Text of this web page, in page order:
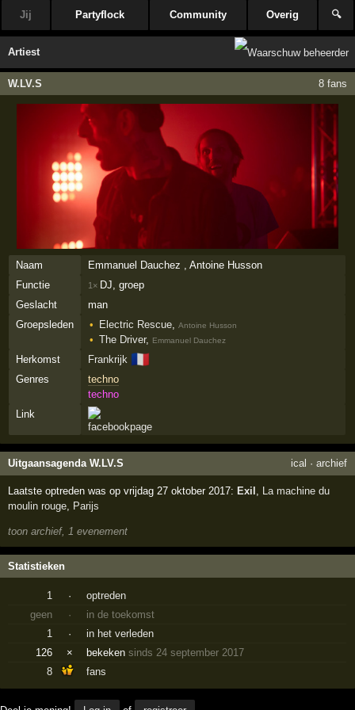
Jij Partyflock Community Overig 🔍
Artiest
W.LV.S 8 fans
Naam
Emmanuel Dauchez , Antoine Husson
Functie
1× DJ, groep
Geslacht
man
Groepsleden
Electric Rescue ,Antoine Husson
The Driver, Emmanuel Dauchez
Herkomst Frankrijk 🇫🇷
Genres
techno
techno
Link
Uitgaansagenda W.LV.S ical · archief
Laatste optreden was op vrijdag 27 oktober 2017: Exil
La machine du
moulin rouge
Parijs
toon archief, 1 evenement
Statistieken
1 ·
optreden
geen
·
in de toekomst
1
·
in het verleden
126
× bekekensinds 24 september 2017
8
fans